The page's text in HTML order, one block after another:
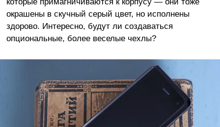
окрашены в скучный серый цвет, но исполнены
здорово. Интересно, будут ли создаваться
опциональные, более веселые чехлы?